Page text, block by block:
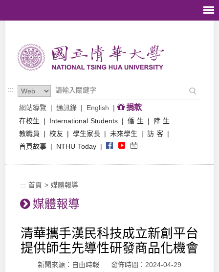
:::
網站導覽 | 通訊錄 | English | 捐款
在校生 | International Students | 僑 生 |
陸 生
教職員
| 校友 | 學生家長 | 未來學生 | 訪 客 |
首頁故事 | NTHU Today |
::: 首頁 >媒體報導
媒體報導
清華攜手漢民科技成立新創平台
提供師生先導性研發商品化機會
新聞來源：自由時報 發佈時間：2024-04-29